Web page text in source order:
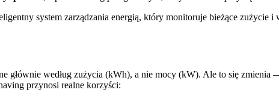
system zarządzania energią, który monitoruje bieżące zużycie
głównie według zużycia (kWh), a nie mocy (kW). Ale to się
przynosi realne korzyści: